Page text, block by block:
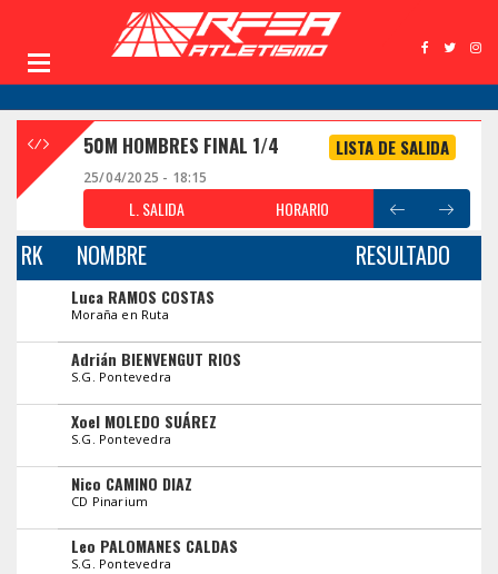
50M HOMBRES FINAL 1/4 LISTA DE SALIDA
25/04/2025 - 18:15
L. SALIDA HORARIO
RK NOMBRE RESULTADO
Luca RAMOS COSTAS
Moraña en Ruta
Adrián BIENVENGUT RIOS
S.G. Pontevedra
Xoel MOLEDO SUÁREZ
S.G. Pontevedra
Nico CAMINO DIAZ
CD Pinarium
Leo PALOMANES CALDAS
S.G. Pontevedra